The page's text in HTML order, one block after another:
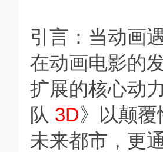
引言：当动画
在动画电影的
扩展的核心动
队 3D》以颠覆
未来都市，更